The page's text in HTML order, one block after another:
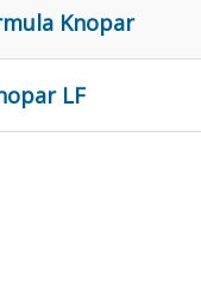
Knopar
LF